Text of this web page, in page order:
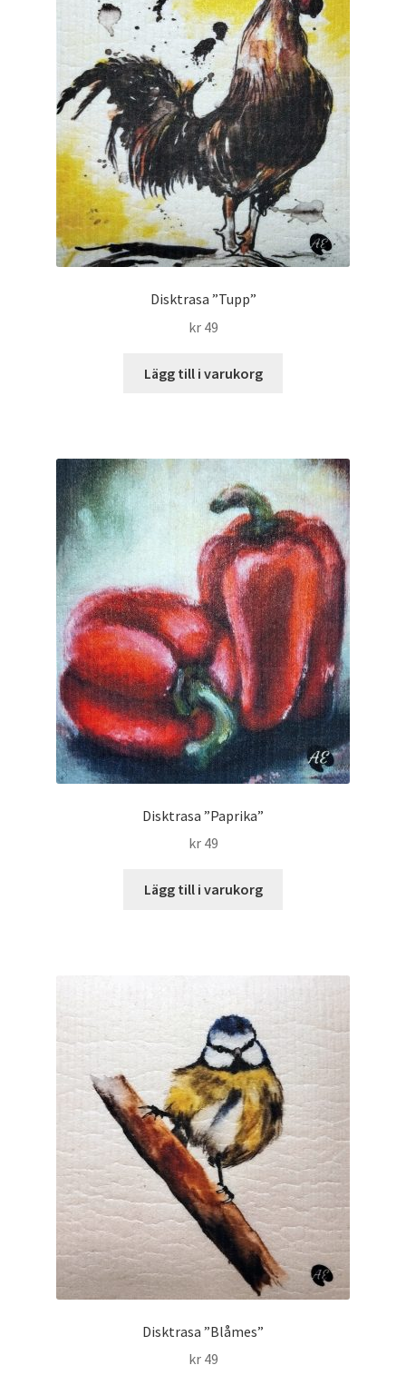
Disktrasa ”Tupp”
kr49
Lägg till i varukorg
Disktrasa ”Paprika”
kr49
Lägg till i varukorg
Disktrasa ”Blåmes”
kr49